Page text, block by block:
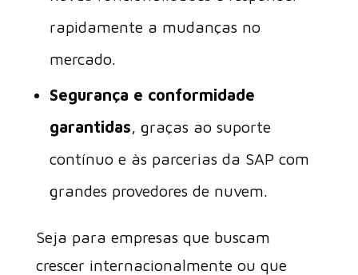
rapidamente a mudanças no
mercado.
Segurança e conformidade
garantidas, graças ao suporte
contínuo e às parcerias da SAP com
grandes provedores de nuvem.
Seja para empresas que buscam
crescer internacionalmente ou que